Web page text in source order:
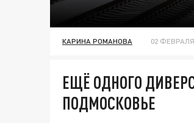
КАРИНА РОМАНОВА 02 ФЕВРАЛЯ
ЕЩЁ ОДНОГО
ПОДМОСКОВЬЕ